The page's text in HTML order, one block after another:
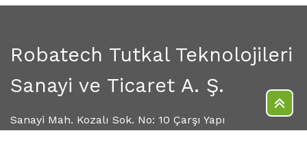
Robatech Tutkal Teknolojileri
Sanayi ve Ticaret A. Ş.
Sanayi Mah. Kozalı Sok. No: 10 Çarşı Yapı